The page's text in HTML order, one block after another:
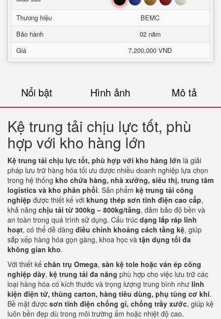
Thương hiệu
BEMC
Bảo hành
02 năm
Giá
7,200,000 VNĐ
Nổi bật Hình ảnh Mô tả
Kệ trung tải chịu lực tốt, phù
hợp với kho hàng lớn
Kệ trung tải chịu lực tốt, phù hợp với kho hàng lớn là giải
pháp lưu trữ hàng hóa tối ưu được nhiều doanh nghiệp lựa chọn
trong hệ thống kho chứa hàng, nhà xưởng, siêu thị, trung tâm
logistics và kho phân phối. Sản phẩm kệ trung tải công
nghiệp được thiết kế với khung thép sơn tĩnh điện cao cấp,
khả năng chịu tải từ 300kg – 800kg/tầng, đảm bảo độ bền và
an toàn trong quá trình sử dụng. Cấu trúc dạng lắp ráp linh
hoạt, có thể dễ dàng điều chỉnh khoảng cách tầng kệ, giúp
sắp xếp hàng hóa gọn gàng, khoa học và tận dụng tối đa
không gian kho.
Với thiết kế chân trụ Omega, sàn kệ tole hoặc ván ép công
nghiệp dày, kệ trung tải đa năng phù hợp cho việc lưu trữ các
loại hàng hóa có kích thước và trọng lượng trung bình như linh
kiện điện tử, thùng carton, hàng tiêu dùng, phụ tùng cơ khí.
Bề mặt được sơn tĩnh điện chống gỉ, chống trầy xước, giúp kệ
luôn bền đẹp dù trong môi trường ẩm hoặc nhiệt độ cao.